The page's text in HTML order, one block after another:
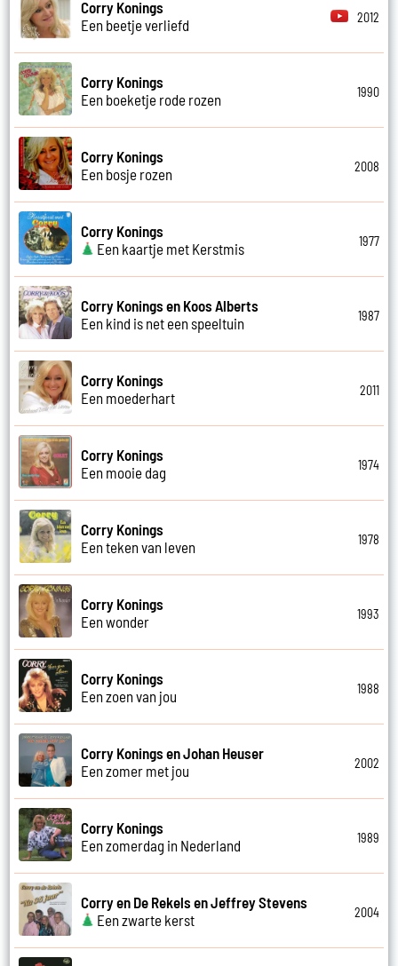
Corry Konings
Een beetje verliefd
2012
Corry Konings
Een boeketje rode rozen
1990
Corry Konings
Een bosje rozen
2008
Corry Konings
Een kaartje met Kerstmis
1977
Corry Konings en Koos Alberts
Een kind is net een speeltuin
1987
Corry Konings
Een moederhart
2011
Corry Konings
Een mooie dag
1974
Corry Konings
Een teken van leven
1978
Corry Konings
Een wonder
1993
Corry Konings
Een zoen van jou
1988
Corry Konings en Johan Heuser
Een zomer met jou
2002
Corry Konings
Een zomerdag in Nederland
1989
Corry en De Rekels en Jeffrey Stevens
Een zwarte kerst
2004